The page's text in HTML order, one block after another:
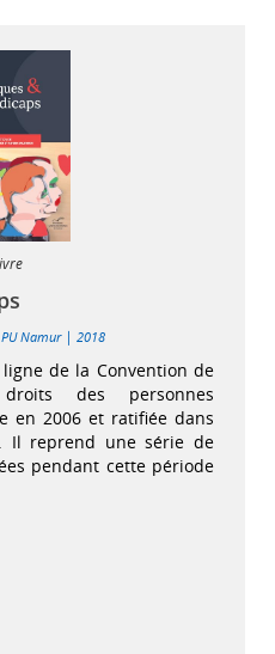
Namur| 2018
de la Convention de
des personnes
en 2006 et ratifiée dans
Il reprend une série de
pendant cette période